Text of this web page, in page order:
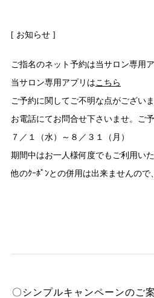
[ お知らせ ]
ご指名のネット予約は当サロン専用
当サロン専用アプリはこちら
ご予約に関してご不明な点がございま
お電話にてお問合せ下さいませ。ご
７／１（水）～８／３１（月）
期間中はお一人様何度でもご利用いた
他のｸｰﾎﾟﾝとの併用は出来ませんので
〇シンプルキャンペーンのご